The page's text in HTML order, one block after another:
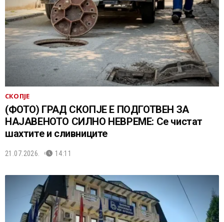
СКОПЈЕ
(ФОТО) ГРАД СКОПЈЕ Е ПОДГОТВЕН ЗА
НАЈАВЕНОТО СИЛНО НЕВРЕМЕ: Се чистат
шахтите и сливниците
21.07.2026. 14:11